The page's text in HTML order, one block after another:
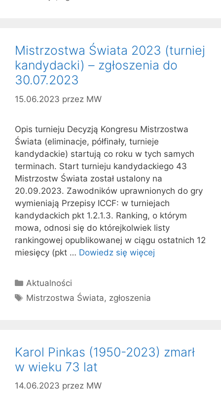
Mistrzostwa Świata 2023 (turniej
kandydacki) – zgłoszenia do
30.07.2023
15.06.2023 przez MW
Opis turnieju Decyzją Kongresu Mistrzostwa
Świata (eliminacje, półfinały, turnieje
kandydackie) startują co roku w tych samych
terminach. Start turnieju kandydackiego 43
Mistrzostw Świata został ustalony na
20.09.2023. Zawodników uprawnionych do gry
wymieniają Przepisy ICCF: w turniejach
kandydackich pkt 1.2.1.3. Ranking, o którym
mowa, odnosi się do którejkolwiek listy
rankingowej opublikowanej w ciągu ostatnich 12
miesięcy (pkt … Dowiedz się więcej
Kategorie
Aktualności
Tagi
Mistrzostwa Świata, zgłoszenia
Karol Pinkas (1950-2023) zmarł
w wieku 73 lat
14.06.2023 przez MW